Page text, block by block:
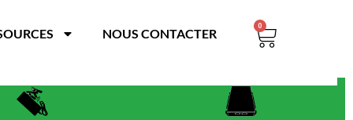
NOUS CONTACTER
0
Panier